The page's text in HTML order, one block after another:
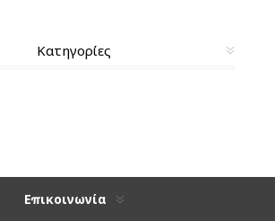
Κατηγορίες
Επικοινωνία